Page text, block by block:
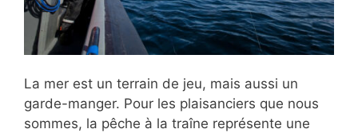
La mer est un terrain de jeu, mais aussi un
garde-manger. Pour les plaisanciers que nous
sommes, la pêche à la traîne représente une